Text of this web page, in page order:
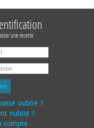
une recette
oublié ?
oublié ?
compte